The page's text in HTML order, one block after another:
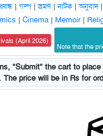
| গল্প |ভ্রমণ|নাটক |অনুবাদ
| Cinema | Memoir|
(April 2026)
Note that the
"Submit" the cart to
price will be in Rs for